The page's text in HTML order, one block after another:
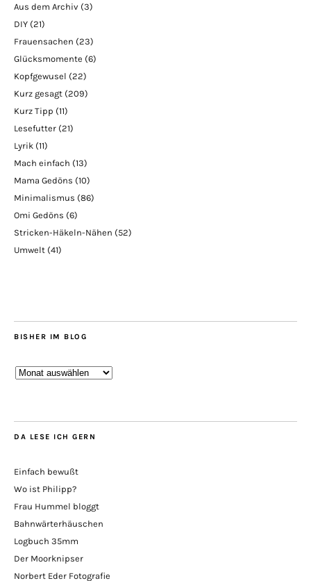
Aus dem Archiv (3)
DIY (21)
Frauensachen (23)
Glücksmomente (6)
Kopfgewusel (22)
Kurz gesagt (209)
Kurz Tipp (11)
Lesefutter (21)
Lyrik (11)
Mach einfach (13)
Mama Gedöns (10)
Minimalismus (86)
Omi Gedöns (6)
Stricken-Häkeln-Nähen (52)
Umwelt (41)
BISHER IM BLOG
Bisher
DA LESE ICH GERN
Einfach bewußt
Wo ist Philipp?
Frau Hummel bloggt
Bahnwärterhäuschen
Logbuch 35mm
Der Moorknipser
Norbert Eder Fotografie